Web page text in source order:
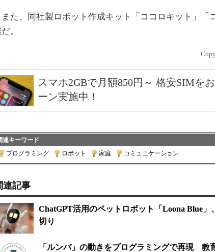
た、同社製ロボット作成キット「ココロキット」「
。
スマホ2GBで月額850円～ 格安SIMを
ーン実施中！
連キーワード
プログラミング
ロボット 家庭 コミュニケーション
連記事
ChatGPT活用のペットロボット「Loona Blue
切り
「ルンバ」の動きをプログラミングで再現 教